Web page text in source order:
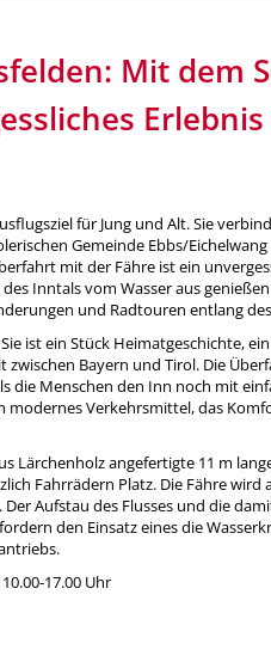
Mit dem
für Jung und Alt. Sie
Gemeinde Ebbs/
mit der Fähre ist ein
Inntals vom Wasser aus
und Radtouren entlang
ist ein Stück Heimatgeschichte,
zwischen Bayern und Tirol. Die
die Menschen den Inn noch mit
Verkehrsmittel, das
Lärchenholz angefertigte 11 m
Fahrrädern Platz. Die Fähre wird
Aufstau des Flusses und die
den Einsatz eines die
17.00 Uhr